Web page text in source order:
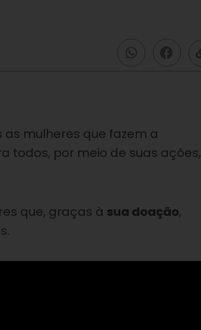
mulheres que fazem a
todos, por meio de suas ações,
que, graças à sua doação,